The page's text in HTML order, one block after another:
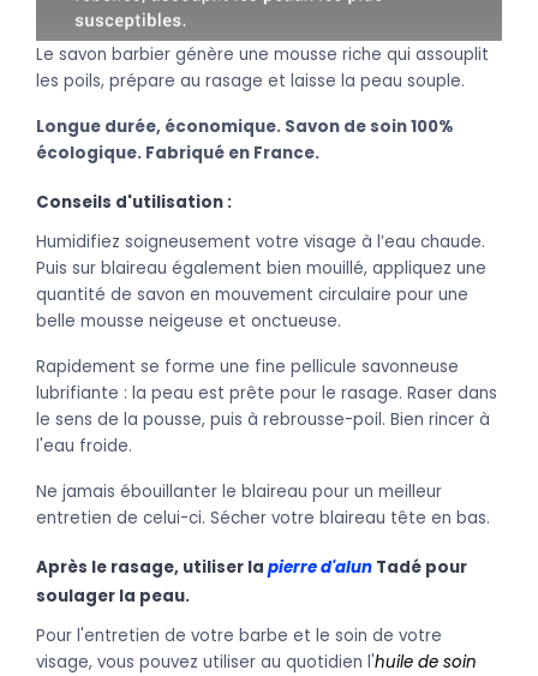
Le savon barbier génère une mousse riche qui assouplit
les poils, prépare au rasage et laisse la peau souple.
Longue durée, économique. Savon de soin 100%
écologique. Fabriqué en France.
Conseils d'utilisation :
Humidifiez soigneusement votre visage à l’eau chaude.
Puis sur blaireau également bien mouillé, appliquez une
quantité de savon en mouvement circulaire pour une
belle mousse neigeuse et onctueuse.
Rapidement se forme une fine pellicule savonneuse
lubrifiante : la peau est prête pour le rasage. Raser dans
le sens de la pousse, puis à rebrousse-poil. Bien rincer à
l'eau froide.
Ne jamais ébouillanter le blaireau pour un meilleur
entretien de celui-ci. Sécher votre blaireau tête en bas.
Après le rasage, utiliser la pierre d'alun Tadé pour
soulager la peau.
Pour l'entretien de votre barbe et le soin de votre
visage, vous pouvez utiliser au quotidien l'huile de soin